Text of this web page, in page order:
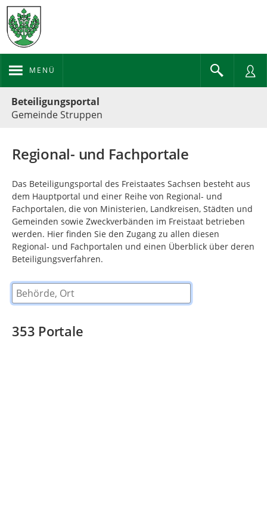
MENÜ
Beteiligungsportal
Gemeinde Struppen
Regional- und Fachportale
Das Beteiligungsportal des Freistaates Sachsen besteht aus
dem Hauptportal und einer Reihe von Regional- und
Fachportalen, die von Ministerien, Landkreisen, Städten und
Gemeinden sowie Zweckverbänden im Freistaat betrieben
werden. Hier finden Sie den Zugang zu allen diesen
Regional- und Fachportalen und einen Überblick über deren
Beteiligungsverfahren.
Behörde, Ort
353 Portale